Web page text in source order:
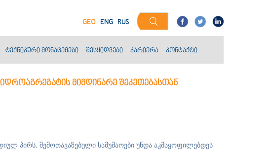
GEO ENG RUS
ტექნიკური მონაცემები შესყიდვები კარიერა კონტაქტი
მიმდინარე შეკეთებასთან
პირს. შემოთავაზებული სამუშაოები უნდა აკმაყოფილებდეს